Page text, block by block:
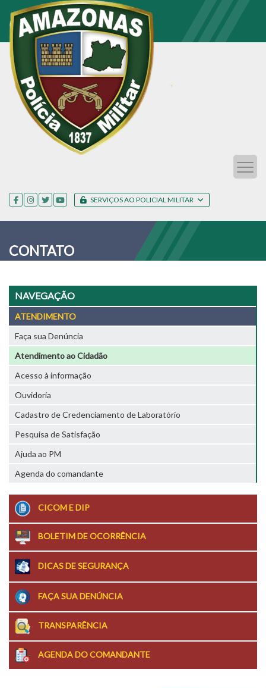
SERVIÇOS AO POLICIAL MILITAR
CONTATO
NAVEGAÇÃO
ATENDIMENTO
Faça sua Denúncia
Atendimento ao Cidadão
Acesso à informação
Ouvidoria
Cadastro de Credenciamento de Laboratório
Pesquisa de Satisfação
Ajuda ao PM
Agenda do comandante
CICOM E DIP
BOLETIM DE OCORRÊNCIA
DICAS DE SEGURANÇA
FAÇA SUA DENÚNCIA
TRANSPARÊNCIA
AGENDA DO COMANDANTE